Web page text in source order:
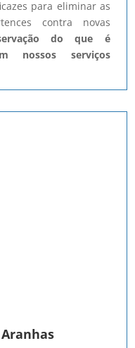
para eliminar as
contra novas
do que é
nossos serviços